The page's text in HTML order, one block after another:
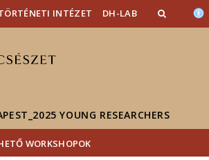
INTÉZET DH-LAB
YOUNG RESEARCHERS
WORKSHOPOK